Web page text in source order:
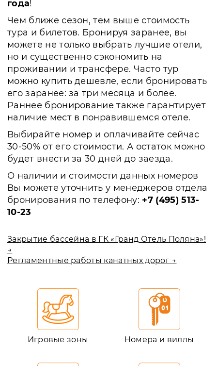
года!
Чем ближе сезон, тем выше стоимость
тура и билетов. Бронируя заранее, вы
можете не только выбрать лучшие отели,
но и существенно сэкономить на
проживании и трансфере. Часто тур
можно купить дешевле, если бронировать
его заранее: за три месяца и более.
Раннее бронирование также гарантирует
наличие мест в понравившемся отеле.
Выбирайте номер и оплачивайте сейчас
30-50% от его стоимости. А остаток можно
будет внести за 30 дней до заезда.
О наличии и стоимости данных номеров
Вы можете уточнить у менеджеров отдела
бронирования по телефону: +7 (495) 513-
10-23
Закрытие бассейна в ГК «Гранд Отель Поляна»!
→
Регламентные работы канатных дорог →
Игровые зоны Номера и виллы